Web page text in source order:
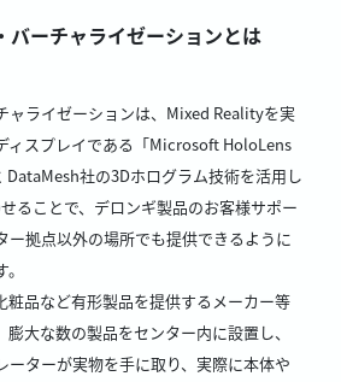
ーチャライゼーションとは
ャライゼーションは、Mixed Realityを実
ィスプレイである「Microsoft HoloLens
社の3Dホログラム技術を活用し
ることで、デロンギ製品のお客様サポー
ー拠点以外の場所でも提供できるように
粧品など有形製品を提供するメーカー等
大な数の製品をセンター内に設置し、
ーターが実物を手に取り、実際に本体や